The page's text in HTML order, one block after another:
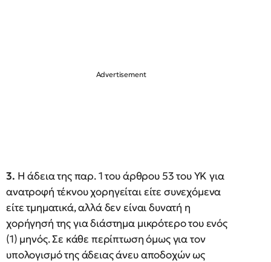
3. Η άδεια της παρ. 1 του άρθρου 53 του ΥΚ για
ανατροφή τέκνου χορηγείται είτε συνεχόμενα
είτε τμηματικά, αλλά δεν είναι δυνατή η
χορήγησή της για διάστημα μικρότερο του ενός
(1) μηνός. Σε κάθε περίπτωση όμως για τον
υπολογισμό της άδειας άνευ αποδοχών ως